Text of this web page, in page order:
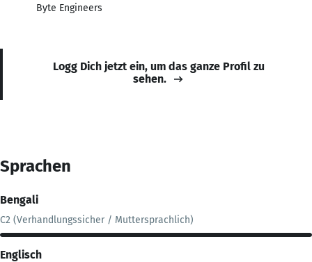
Byte Engineers
Logg Dich jetzt ein, um das ganze Profil zu
sehen.
Sprachen
Bengali
C2 (Verhandlungssicher / Muttersprachlich)
Englisch